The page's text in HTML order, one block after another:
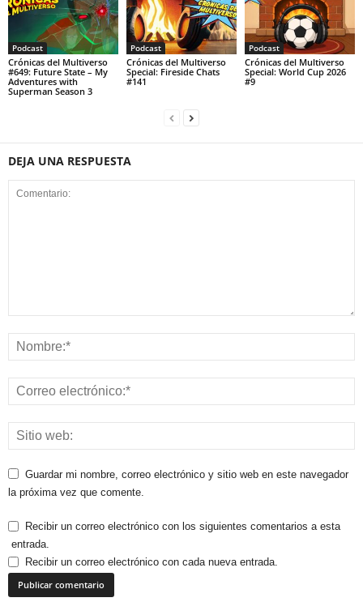
Podcast
Crónicas del Multiverso
#649: Future State – My
Adventures with
Superman Season 3
Podcast
Crónicas del Multiverso
Special: Fireside Chats
#141
Podcast
Crónicas del Multiverso
Special: World Cup 2026
#9
DEJA UNA RESPUESTA
Guardar mi nombre, correo electrónico y sitio web en este navegador
la próxima vez que comente.
Recibir un correo electrónico con los siguientes comentarios a esta
entrada.
Recibir un correo electrónico con cada nueva entrada.